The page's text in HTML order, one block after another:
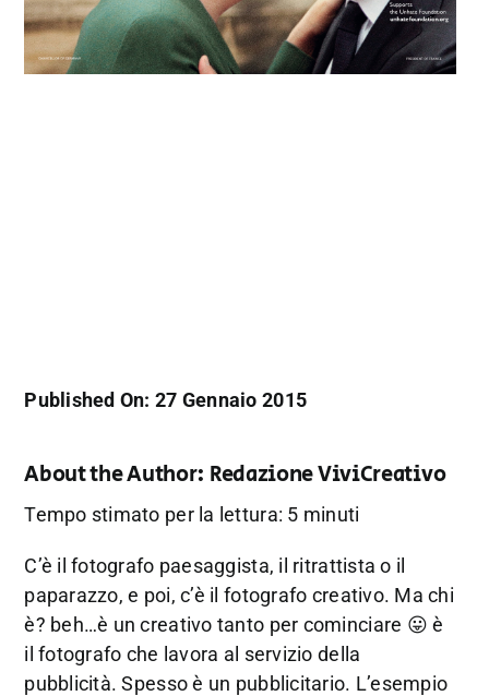
Published On: 27 Gennaio 2015
About the Author: Redazione ViviCreativo
Tempo stimato per la lettura: 5 minuti
C’è il fotografo paesaggista, il ritrattista o il
paparazzo, e poi, c’è il fotografo creativo. Ma chi
è? beh…è un creativo tanto per cominciare 😛 è
il fotografo che lavora al servizio della
pubblicità. Spesso è un pubblicitario. L’esempio